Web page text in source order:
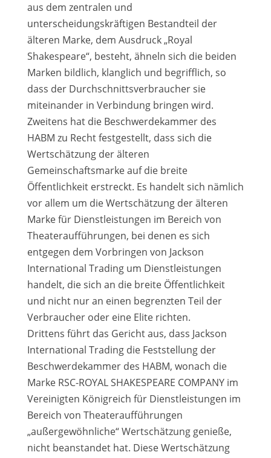
aus dem zentralen und
unterscheidungskräftigen Bestandteil der
älteren Marke, dem Ausdruck „Royal
Shakespeare“, besteht, ähneln sich die beiden
Marken bildlich, klanglich und begrifflich, so
dass der Durchschnittsverbraucher sie
miteinander in Verbindung bringen wird.
Zweitens hat die Beschwerdekammer des
HABM zu Recht festgestellt, dass sich die
Wertschätzung der älteren
Gemeinschaftsmarke auf die breite
Öffentlichkeit erstreckt. Es handelt sich nämlich
vor allem um die Wertschätzung der älteren
Marke für Dienstleistungen im Bereich von
Theateraufführungen, bei denen es sich
entgegen dem Vorbringen von Jackson
International Trading um Dienstleistungen
handelt, die sich an die breite Öffentlichkeit
und nicht nur an einen begrenzten Teil der
Verbraucher oder eine Elite richten.
Drittens führt das Gericht aus, dass Jackson
International Trading die Feststellung der
Beschwerdekammer des HABM, wonach die
Marke RSC-ROYAL SHAKESPEARE COMPANY im
Vereinigten Königreich für Dienstleistungen im
Bereich von Theateraufführungen
„außergewöhnliche“ Wertschätzung genieße,
nicht beanstandet hat. Diese Wertschätzung